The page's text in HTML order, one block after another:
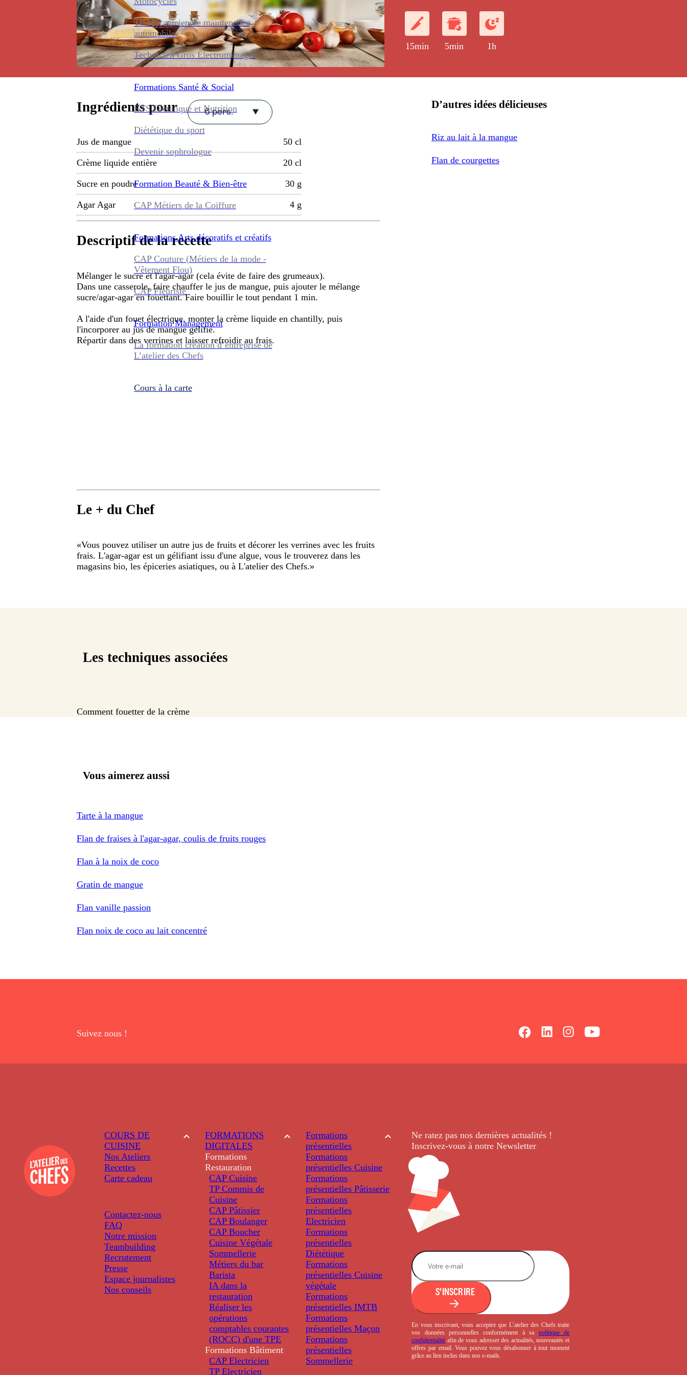
TP Mécanicien de maintenance
automobile
Technicien Gros Électroménager
Formations Santé & Social
BTS Diététique et Nutrition
Diététique du sport
Devenir sophrologue
Formation Beauté & Bien-être
CAP Métiers de la Coiffure
Formations Arts décoratifs et créatifs
CAP Couture (Métiers de la mode -
Vêtement Flou)
CAP Fleuriste
Formation Management
La formation création d’entreprise de
L’atelier des Chefs
Cours à la carte
15min 5min 1h
Ingrédients pour 6 pers.
Jus de mangue 50 cl
Crème liquide entière 20 cl
Sucre en poudre 30 g
Agar Agar 4 g
Descriptif de la recette
Mélanger le sucre et l'agar-agar (cela évite de faire des grumeaux).
Dans une casserole, faire chauffer le jus de mangue, puis ajouter le mélange
sucre/agar-agar en fouettant. Faire bouillir le tout pendant 1 min.
A l'aide d'un fouet électrique, monter la crème liquide en chantilly, puis
l'incorporer au jus de mangue gélifié.
Répartir dans des verrines et laisser refroidir au frais.
Le + du Chef
«Vous pouvez utiliser un autre jus de fruits et décorer les verrines avec les fruits
frais. L'agar-agar est un gélifiant issu d'une algue, vous le trouverez dans les
magasins bio, les épiceries asiatiques, ou à L'atelier des Chefs.»
D’autres idées délicieuses
Riz au lait à la mangue
Flan de courgettes
Les techniques associées
Comment fouetter de la crème
Vous aimerez aussi
Tarte à la mangue
Flan de fraises à l'agar-agar, coulis de fruits rouges
Flan à la noix de coco
Gratin de mangue
Flan vanille passion
Flan noix de coco au lait concentré
Suivez nous !
COURS DE
CUISINE
Nos Ateliers
Recettes
Carte cadeau
Contactez-nous
FAQ
Notre mission
Teambuilding
Recrutement
Presse
Espace journalistes
Nos conseils
FORMATIONS
DIGITALES
Formations
Restauration
CAP Cuisine
TP Commis de
Cuisine
CAP Pâtissier
CAP Boulanger
CAP Boucher
Cuisine Végétale
Sommellerie
Métiers du bar
Barista
IA dans la
restauration
Réaliser les
opérations
comptables courantes
(ROCC) d'une TPE
Formations Bâtiment
CAP Electricien
TP Electricien
Formations
présentielles
Formations
présentielles Cuisine
Formations
présentielles Pâtisserie
Formations
présentielles
Electricien
Formations
présentielles
Diététique
Formations
présentielles Cuisine
végétale
Formations
présentielles IMTB
Formations
présentielles Maçon
Formations
présentielles
Sommellerie
Ne ratez pas nos dernièresactualités !
Inscrivez-vous à notre Newsletter.
S'INSCRIRE
En vous inscrivant, vous acceptez que L’atelier des Chefs traite
vos données personnelles conformément à sa politique de
confidentialité afin de vous adresser des actualités, nouveautés et
offres par email. Vous pouvez vous désabonner à tout moment
grâce au lien inclus dans nos e-mails.